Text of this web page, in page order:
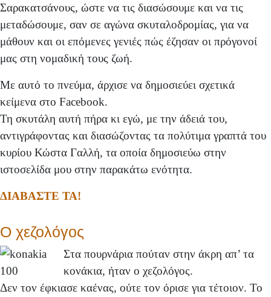
Σαρακατσάνους, ώστε να τις διασώσουμε και να τις
μεταδώσουμε, σαν σε αγώνα σκυταλοδρομίας, για να
μάθουν και οι επόμενες γενιές πώς έζησαν οι πρόγονοί
μας στη νομαδική τους ζωή.
Με αυτό το πνεύμα, άρχισε να δημοσιεύει σχετικά
κείμενα στο Facebook.
Τη σκυτάλη αυτή πήρα κι εγώ, με την άδειά του,
αντιγράφοντας και διασώζοντας τα πολύτιμα γραπτά του
κυρίου Κώστα Γαλλή, τα οποία δημοσιεύω στην
ιστοσελίδα μου στην παρακάτω ενότητα.
ΔΙΑΒΑΣΤΕ ΤΑ!
Ο χεζολόγος
Στα πουρνάρια πούταν στην άκρη απ’ τα
κονάκια, ήταν ο χεζολόγος.
Δεν τον έφκιασε καένας, ούτε τον όρισε για τέτοιον. Το